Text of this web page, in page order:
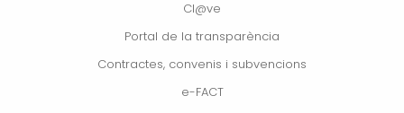
Cl@ve
Portal de la transparència
Contractes, convenis i subvencions
e-FACT